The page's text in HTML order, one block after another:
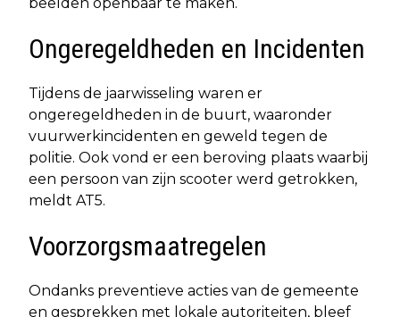
Ongeregeldheden en Incidenten
Tijdens de jaarwisseling waren er
ongeregeldheden in de buurt, waaronder
vuurwerkincidenten en geweld tegen de
politie. Ook vond er een beroving plaats waarbij
een persoon van zijn scooter werd getrokken,
meldt AT5.
Voorzorgsmaatregelen
Ondanks preventieve acties van de gemeente
en gesprekken met lokale autoriteiten, bleef